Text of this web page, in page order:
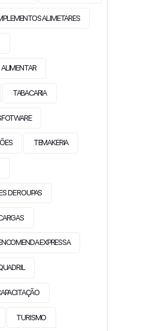
ALIMETARES
TABACARIA
TEMAKERIA
DE ROUPAS
EXPRESSA
TURISMO